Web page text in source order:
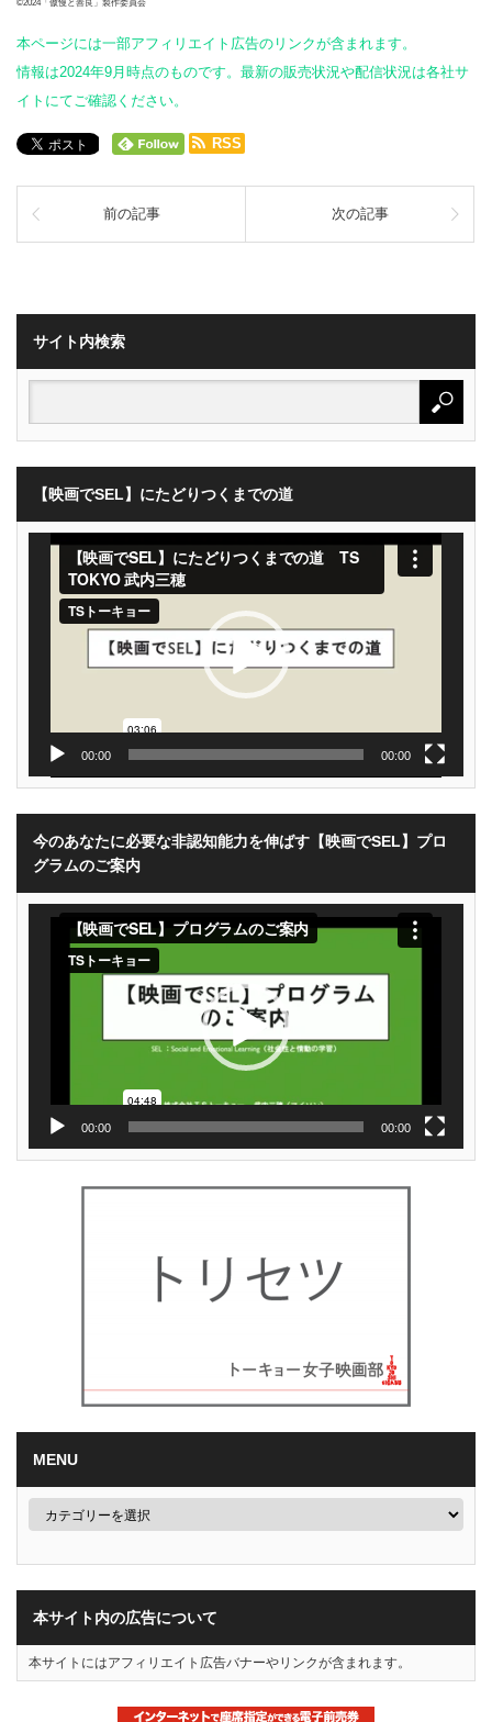
©2024「傲慢と善良」製作委員会
本ページには一部アフィリエイト広告のリンクが含まれます。
情報は2024年9月時点のものです。最新の販売状況や配信状況は各社サ
イトにてご確認ください。
RSS
前の記事 次の記事
サイト内検索
【映画でSEL】にたどりつくまでの道
動
00:00 00:00
今のあなたに必要な非認知能力を伸ばす【映画でSEL】プロ
グラムのご案内
00:00 00:00
MENU
本サイト内の広告について
本サイトにはアフィリエイト広告バナーやリンクが含まれます。